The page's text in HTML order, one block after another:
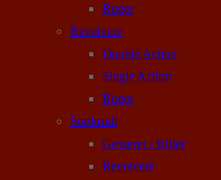
Ruger
Revolvere
Double Action
Single Action
Ruger
Sortkrudt
Geværer / Rifler
Revolvere